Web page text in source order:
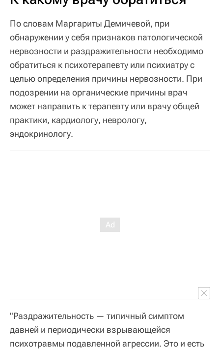
По словам Маргариты Демичевой, при
обнаружении у себя признаков патологической
нервозности и раздражительности необходимо
обратиться к психотерапевту или психиатру с
целью определения причины нервозности. При
подозрении на органические причины врач
может направить к терапевту или врачу общей
практики, кардиологу, неврологу,
эндокринологу.
"Раздражительность — типичный симптом
давней и периодически взрывающейся
психотравмы подавленной агрессии. Это и есть